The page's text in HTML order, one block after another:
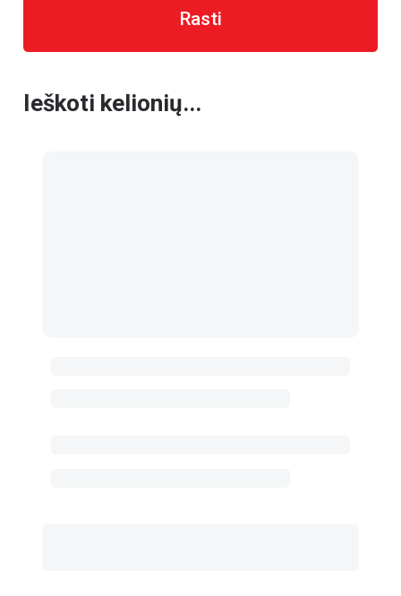
Rasti
Ieškoti kelionių...